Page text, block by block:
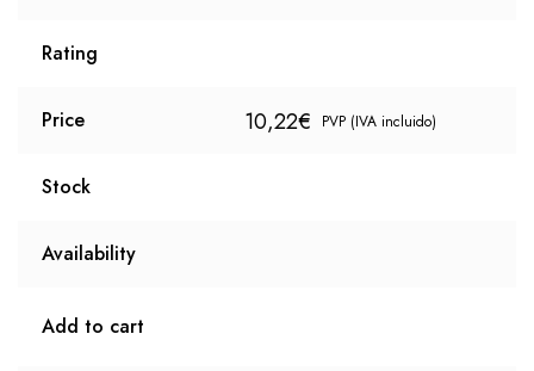
Rating
Price 10,22€ PVP (IVA incluido)
Stock
Availability
Add to cart